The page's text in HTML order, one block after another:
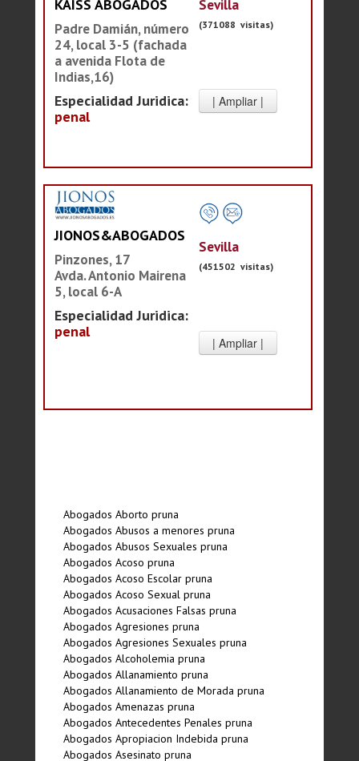
KAISS ABOGADOS
Padre Damián, número
24, local 3-5 (fachada
a avenida Flota de
Indias,16)
Especialidad Juridica:
penal
Sevilla
(371088 visitas)
JIONOS&ABOGADOS
Pinzones, 17
Avda. Antonio Mairena
5, local 6-A
Especialidad Juridica:
penal
Sevilla
(451502 visitas)
Abogados Aborto pruna
Abogados Abusos a menores pruna
Abogados Abusos Sexuales pruna
Abogados Acoso pruna
Abogados Acoso Escolar pruna
Abogados Acoso Sexual pruna
Abogados Acusaciones Falsas pruna
Abogados Agresiones pruna
Abogados Agresiones Sexuales pruna
Abogados Alcoholemia pruna
Abogados Allanamiento pruna
Abogados Allanamiento de Morada pruna
Abogados Amenazas pruna
Abogados Antecedentes Penales pruna
Abogados Apropiacion Indebida pruna
Abogados Asesinato pruna